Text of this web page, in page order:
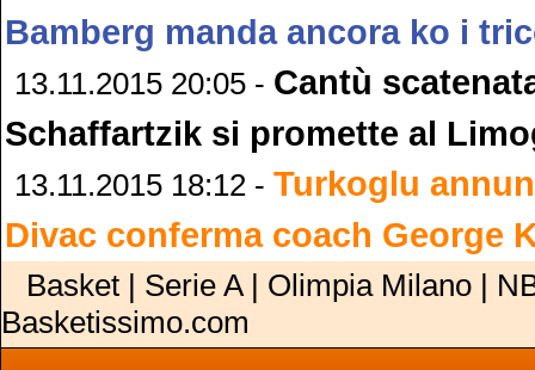
Bamberg manda ancora ko i
13.11.2015 20:05 - Cantù
Schaffartzik si promette al
13.11.2015 18:12 - Turkoglu
Divac conferma coach George
Basket | Serie A | Olimpia Milano |
Basketissimo.com